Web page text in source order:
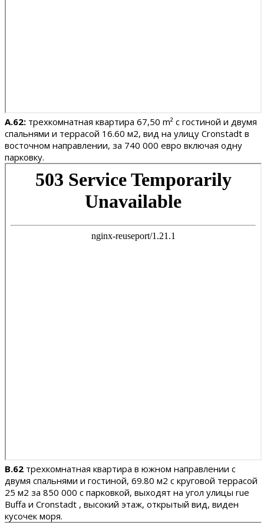
A.62: трехкомнатная квартира 67,50 m² с гостиной и двумя
спальнями и террасой 16.60 м2, вид на улицу Cronstadt в
восточном направлении, за 740 000 евро включая одну
парковку.
B.62 трехкомнатная квартира в южном направлении с
двумя спальнями и гостиной, 69.80 м2 c круговой террасой
25 м2 за 850 000 с парковкой, выходят на угол улицы rue
Buffa и Cronstadt , высокий этаж, открытый вид, виден
кусочек моря.